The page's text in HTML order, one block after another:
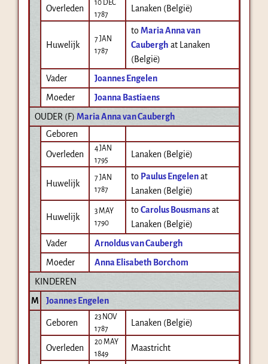
Overleden
10 DEC
1787
Lanaken (België)
Huwelijk
7 JAN
1787
toMaria Anna van
Caubergh at Lanaken
(België)
Vader
Joannes Engelen
Moeder
Joanna Bastiaens
OUDER (F) Maria Anna van Caubergh
Geboren
Overleden
4 JAN
1795
Lanaken (België)
Huwelijk
7 JAN
1787
to Paulus Engelen at
Lanaken (België)
Huwelijk
3 MAY
1790
toCarolus Bousmans at
Lanaken (België)
Vader
Arnoldus van Caubergh
Moeder
Anna Elisabeth Borchom
KINDEREN
M
Joannes Engelen
Geboren
23 NOV
1787
Lanaken (België)
Overleden
20 MAY
1849
Maastricht